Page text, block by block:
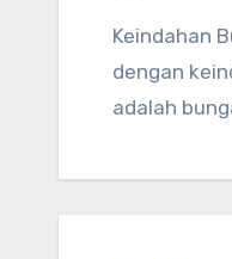
Keindahan
dengan
adalah